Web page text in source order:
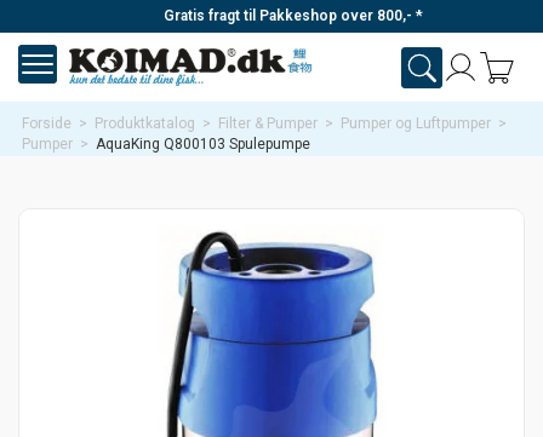
Gratis fragt til Pakkeshop over 800,- *
Forside > Produktkatalog > Filter & Pumper > Pumper og Luftpumper >
Pumper > AquaKing Q800103 Spulepumpe